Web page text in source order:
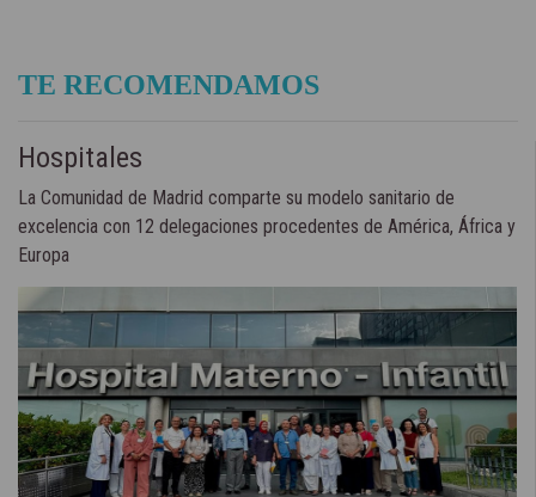
TE RECOMENDAMOS
Hospitales
La Comunidad de Madrid comparte su modelo sanitario de
excelencia con 12 delegaciones procedentes de América, África y
Europa